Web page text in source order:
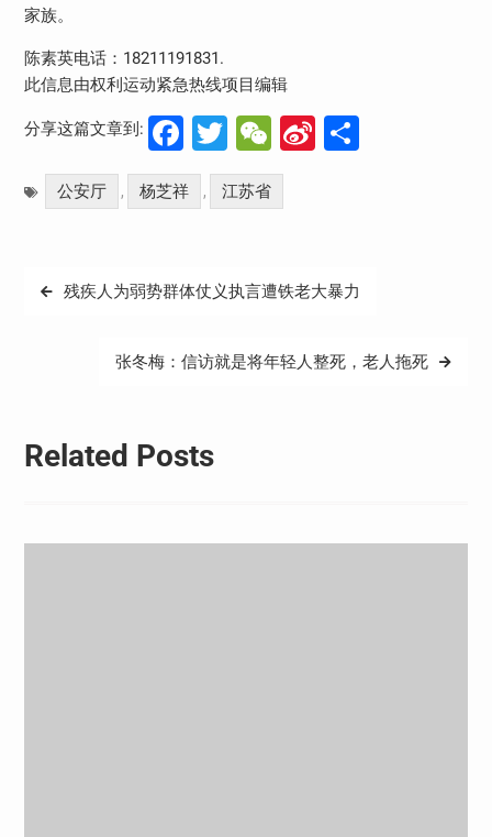
家族。
陈素英电话：18211191831.
此信息由权利运动紧急热线项目编辑
分享这篇文章到: Facebook
Twitter
WeChat
Sina分
公安厅 , 杨芝祥 , 江苏省
文
残疾人为弱势群体仗义执言遭铁老大暴力
张冬梅：信访就是将年轻人整死，老人拖死
Related Posts